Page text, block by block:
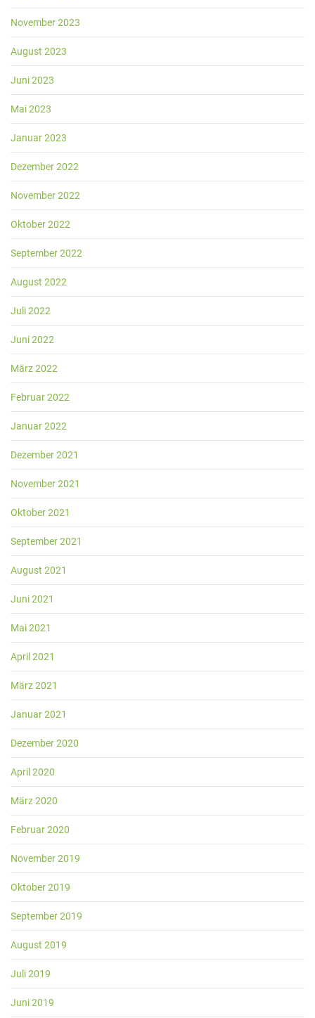
November 2023
August 2023
Juni 2023
Mai 2023
Januar 2023
Dezember 2022
November 2022
Oktober 2022
September 2022
August 2022
Juli 2022
Juni 2022
März 2022
Februar 2022
Januar 2022
Dezember 2021
November 2021
Oktober 2021
September 2021
August 2021
Juni 2021
Mai 2021
April 2021
März 2021
Januar 2021
Dezember 2020
April 2020
März 2020
Februar 2020
November 2019
Oktober 2019
September 2019
August 2019
Juli 2019
Juni 2019